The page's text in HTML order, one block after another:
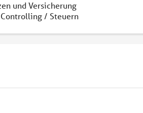
und Versicherung
/ Steuern